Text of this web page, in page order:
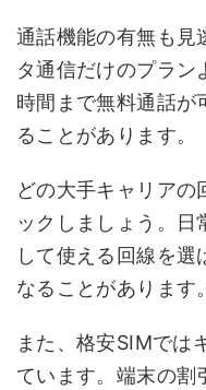
通話機能の有無も見
タ通信だけのプラン
時間まで無料通話が
ることがあります。
どの大手キャリアの
ックしましょう。日
して使える回線を選
なることがあります。
また、格安SIMでは
ています。端末の割